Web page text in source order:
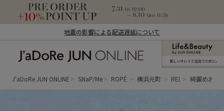
地震の影響による配送遅延について
ン オンライン）
新しいキレイと出合うために。
J'aDoRe JUN ONLINE SNaP/Me ROPÉ 横浜元町 REI 綺麗めお出